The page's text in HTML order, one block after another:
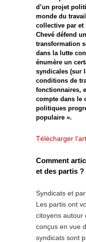
d’un projet
monde du
collective par et
Chevé défend
transformation
dans la lutte
énumère un
syndicales (sur
conditions de
fonctionnaires,
compte dans le
politiques
populaire ».
Télécharger
Comment
et des partis ?
Syndicats et
Les partis ont
citoyens autour
conçus en vue
syndicats sont